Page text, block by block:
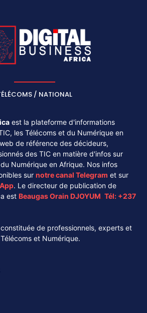
/ NATIONAL
est la plateforme d'informations
les Télécoms et du Numérique en
de référence des décideurs,
des TIC en matière d'infos sur
Numérique en Afrique. Nos infos
sur notre canal Telegram et sur
. Le directeur de publication de
est Beaugas Orain DJOYUM. Tél: +237
de professionnels, experts et
et Numérique.